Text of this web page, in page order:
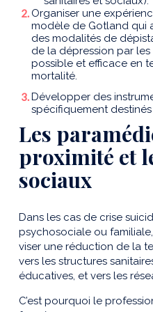
Organiser une
modèle de Gotland qui
des modalités de
de la dépression par
possible et efficace en
mortalité.
Développer des
spécifiquement
Les
proximité et
sociaux
Dans les cas de crise
psychosociale ou
viser une réduction de la
vers les structures
éducatives, et vers les
C’est pourquoi le